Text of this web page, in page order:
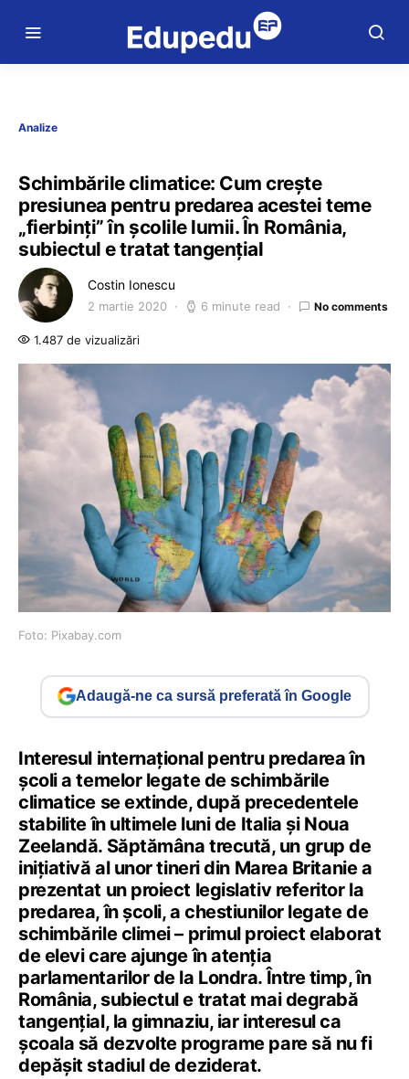
Analize
Schimbările climatice: Cum crește
presiunea pentru predarea acestei teme
„fierbinți” în școlile lumii. În România,
subiectul e tratat tangențial
Costin Ionescu
2 martie 2020 6 minute read No comments
1.487 de vizualizări
Foto: Pixabay.com
Adaugă-ne ca sursă preferată în Google
Interesul internațional pentru predarea în
școli a temelor legate de schimbările
climatice se extinde, după precedentele
stabilite în ultimele luni de Italia și Noua
Zeelandă. Săptămâna trecută, un grup de
inițiativă al unor tineri din Marea Britanie a
prezentat un proiect legislativ referitor la
predarea, în școli, a chestiunilor legate de
schimbările climei – primul proiect elaborat
de elevi care ajunge în atenția
parlamentarilor de la Londra. Între timp, în
România, subiectul e tratat mai degrabă
tangențial, la gimnaziu, iar interesul ca
școala să dezvolte programe pare să nu fi
depășit stadiul de deziderat.